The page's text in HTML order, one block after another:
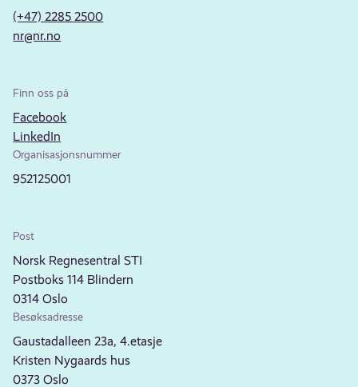
(+47) 2285 2500
nr@nr.no
Finn oss på
Facebook
LinkedIn
Organisasjonsnummer
952125001
Post
Norsk Regnesentral STI
Postboks 114 Blindern
0314 Oslo
Besøksadresse
Gaustadalleen 23a, 4.etasje
Kristen Nygaards hus
0373 Oslo